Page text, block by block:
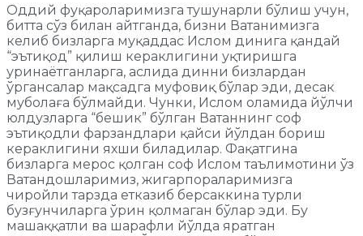
Оддий фуқароларимизга тушунарли бўлиш учун,
битта сўз билан айтганда, бизни Ватанимизга
келиб бизларга муқаддас Ислом динига қандай
“эътиқод” қилиш кераклигини уқтиришга
уринаётганларга, аслида динни бизлардан
ўргансалар мақсадга муфовиқ бўлар эди, десак
муболаға бўлмайди. Чунки, Ислом оламида йўлчи
юлдузларга “бешик” бўлган Ватаннинг соф
эътиқодли фарзандлари қайси йўлдан бориш
кераклигини яхши биладилар. Фақатгина
бизларга мерос қолган соф Ислом таълимотини ўз
Ватандошларимиз, жигарпораларимизга
чиройли тарзда етказиб берсаккина турли
бузғунчиларга ўрин қолмаган бўлар эди. Бу
машаққатли ва шарафли йўлда яратган